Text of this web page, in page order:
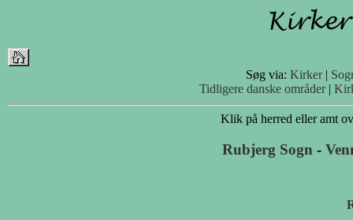
Søg via: Kirker|
Tidligere danske områder|
Klik på herred eller amt
Rubjerg Sogn -